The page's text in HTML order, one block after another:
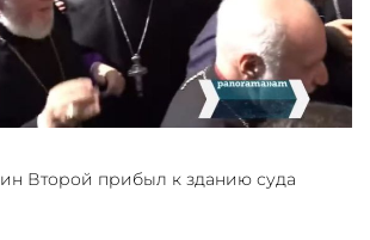
Второй прибыл к зданию суда